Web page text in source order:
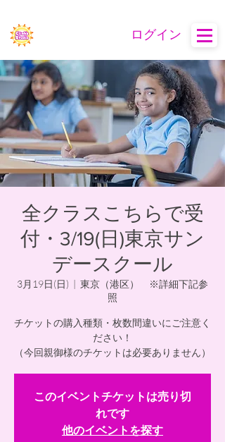
ログイン
全クラスこちらで受
付・3/19(日)東京サン
デースクール
3月19日(日)
  |
東京（港区） ※詳細下記参
照
チケットの購入種類・枚数間違いにご注意く
ださい！
（今回親御様のチケットは必要ありません）
このイベントチケットは売り切
れです
他のイベントを探す